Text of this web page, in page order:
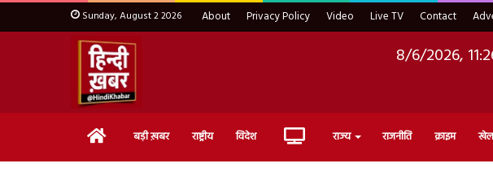
Sunday, August 2 2026 About Privacy Policy Video Live TV Contact
8/6/2026,
Home बड़ी ख़बर राष्ट्रीय विदेश Live राज्य राजनीति क्राइम खेल